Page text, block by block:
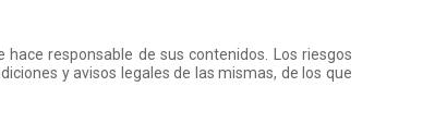
responsable de sus contenidos. Los riesgos
y avisos legales de las mismas, de los que